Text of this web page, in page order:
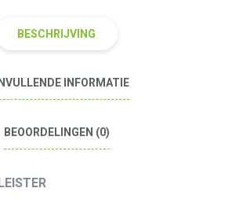
BESCHRIJVING
INFORMATIE
BEOORDELINGEN (0)